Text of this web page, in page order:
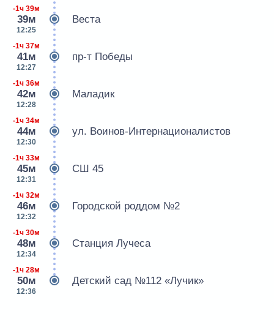
-1ч 39м
39м
12:25
Веста
-1ч 37м
41м
12:27
пр-т Победы
-1ч 36м
42м
12:28
Маладик
-1ч 34м
44м
12:30
ул. Воинов-Интернационалистов
-1ч 33м
45м
12:31
СШ 45
-1ч 32м
46м
12:32
Городской роддом №2
-1ч 30м
48м
12:34
Станция Лучеса
-1ч 28м
50м
12:36
Детский сад №112 «Лучик»